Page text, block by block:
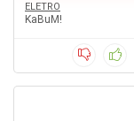
ELETRO
KaBuM!